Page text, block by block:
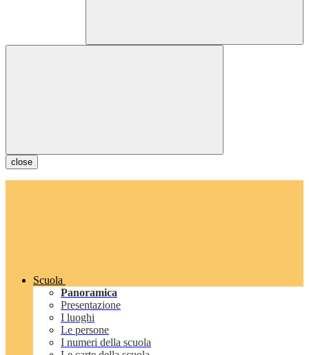
close
Scuola
Panoramica
Presentazione
I luoghi
Le persone
I numeri della scuola